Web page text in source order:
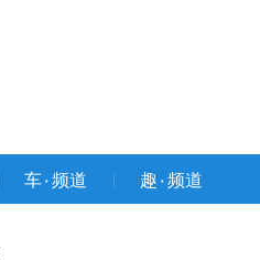
车۰频道 趣۰频道